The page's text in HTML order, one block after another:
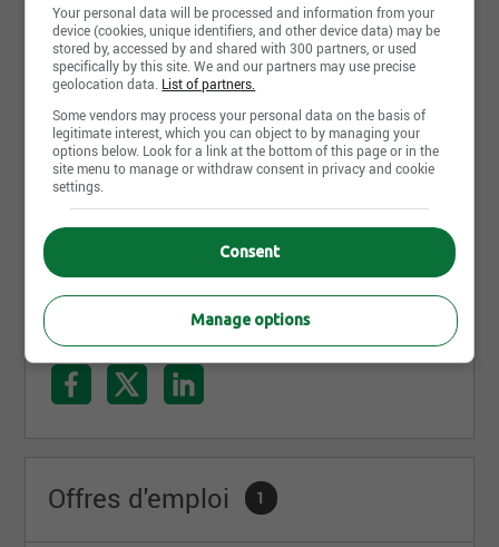
Grand Montréal, avec ses divisions situées à
Montréal-Nord, Pointe Claire, Lasalle, Anjou, Saint-
Hubert, Delson, Mascouche ainsi que Repentigny.
Nous comptons également depuis l’été 2022, des
installations à Québec et en Nouvelle-Ecosse.
Transco exploite actuellement un parc de plus de
2000 véhicules et emploie 2070 employés dans les
deux provinces. Desservant 20 centres de services
scolaires, 7 écoles privées, la ligne interurbaine
Québec – Baie Comeau - Sept-îles- Havre Saint-
Pierre et offrant des services de navettes pour les
employés, passant par les voyages nolisés et le
transport collectif sur la Rive Sud de Montréal,
Transco transporte plus de 200 000 passagers
Partager cette page
Offres d'emploi 1
Your personal data will be processed and information from your
device (cookies, unique identifiers, and other device data) may be
stored by, accessed by and shared with 300 partners, or used
specifically by this site. We and our partners may use precise
geolocation data. List of partners.
Some vendors may process your personal data on the basis of
legitimate interest, which you can object to by managing your
options below. Look for a link at the bottom of this page or in the
site menu to manage or withdraw consent in privacy and cookie
settings.
Consent
Manage options